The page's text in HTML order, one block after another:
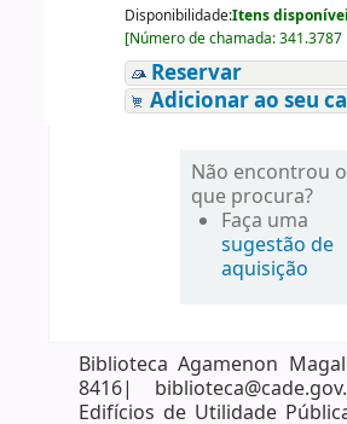
Disponibilidade:Itens
[Número de chamada:341.3787
Reservar
Adicionar ao seu
Não encontrou o
que procura?
Faça uma
sugestão de
aquisição
Biblioteca Agamenon
8416|
Edifícios de Utilidade